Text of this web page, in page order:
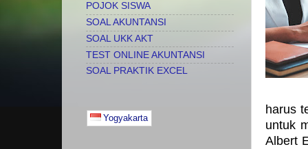
harus
untuk
Albert
POJOK SISWA
SOAL AKUNTANSI
SOAL UKK AKT
TEST ONLINE AKUNTANSI
SOAL PRAKTIK EXCEL
Yogyakarta